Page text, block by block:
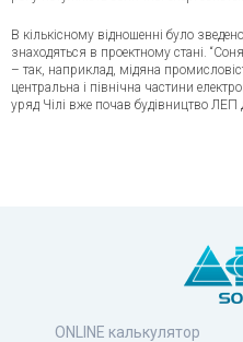
В кількісному відношенні було
знаходяться в проектному стані.
– так, наприклад, мідяна
центральна і північна частини
уряд Чілі вже почав будівництво
ONLINE калькулятор